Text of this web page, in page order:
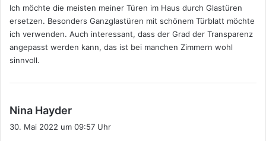
t
:
Ich möchte die meisten meiner Türen im Haus durch Glastüren
ersetzen. Besonders Ganzglastüren mit schönem Türblatt möchte
ich verwenden. Auch interessant, dass der Grad der Transparenz
angepasst werden kann, das ist bei manchen Zimmern wohl
sinnvoll.
Nina Hayder
a
30. Mai 2022 um 09:57 Uhr